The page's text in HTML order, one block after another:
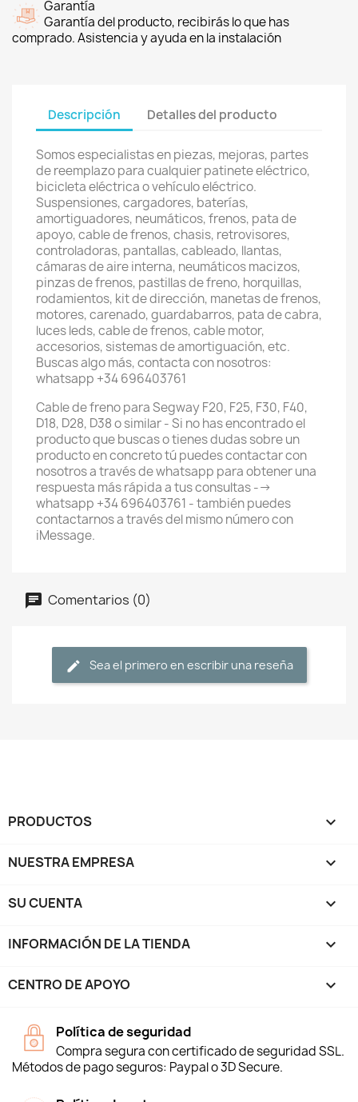
Garantía
Garantía del producto, recibirás lo que has
comprado. Asistencia y ayuda en la instalación
Descripción Detalles del producto
Somos especialistas en piezas, mejoras, partes
de reemplazo para cualquier patinete eléctrico,
bicicleta eléctrica o vehículo eléctrico.
Suspensiones, cargadores, baterías,
amortiguadores, neumáticos, frenos, pata de
apoyo, cable de frenos, chasis, retrovisores,
controladoras, pantallas, cableado, llantas,
cámaras de aire interna, neumáticos macizos,
pinzas de frenos, pastillas de freno, horquillas,
rodamientos, kit de dirección, manetas de frenos,
motores, carenado, guardabarros, pata de cabra,
luces leds, cable de frenos, cable motor,
accesorios, sistemas de amortiguación, etc.
Buscas algo más, contacta con nosotros:
whatsapp +34 696403761
Cable de freno para Segway F20, F25, F30, F40,
D18, D28, D38 o similar - Si no has encontrado el
producto que buscas o tienes dudas sobre un
producto en concreto tú puedes contactar con
nosotros a través de whatsapp para obtener una
respuesta más rápida a tus consultas -->
whatsapp +34 696403761 - también puedes
contactarnos a través del mismo número con
iMessage.
Comentarios (0)
Sea el primero en escribir una reseña
PRODUCTOS 
NUESTRA EMPRESA 
SU CUENTA 
INFORMACIÓN DE LA TIENDA keyboard_arrow_down
CENTRO DE APOYO 
Política de seguridad
Compra segura con certificado de seguridad SSL.
Métodos de pago seguros: Paypal o 3D Secure.